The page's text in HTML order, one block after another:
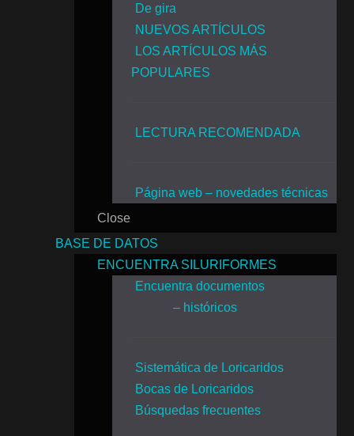
De gira
NUEVOS ARTÍCULOS
LOS ARTÍCULOS MÁS
POPULARES
LECTURA RECOMENDADA
Página web – novedades técnicas
Close
BASE DE DATOS
ENCUENTRA SILURIFORMES
Encuentra documentos
– históricos
Sistemática de Loricaridos
Bocas de Loricaridos
Búsquedas frecuentes